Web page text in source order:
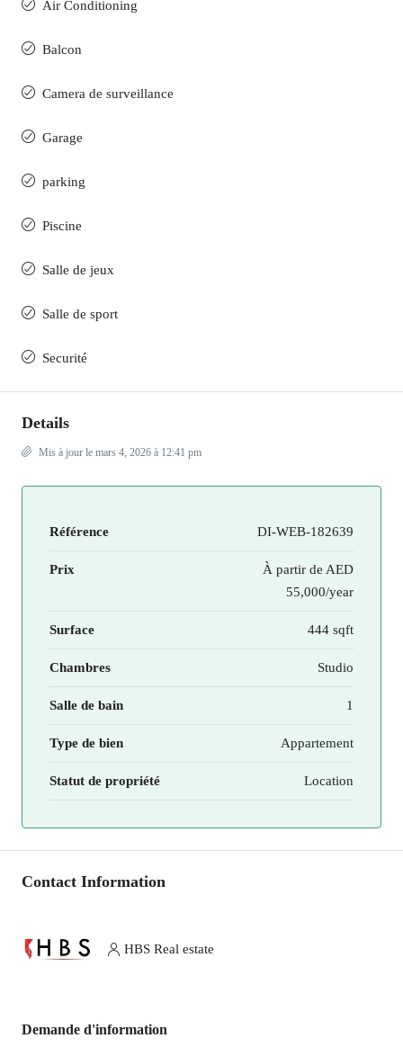
Air Conditioning
Balcon
Camera de surveillance
Garage
parking
Piscine
Salle de jeux
Salle de sport
Securité
Details
Mis à jour le mars 4, 2026 à 12:41 pm
Référence DI-WEB-182639
Prix À partir de AED
55,000/year
Surface 444 sqft
Chambres Studio
Salle de bain 1
Type de bien Appartement
Statut de propriété Location
Contact Information
HBS Real estate
Demande d'information